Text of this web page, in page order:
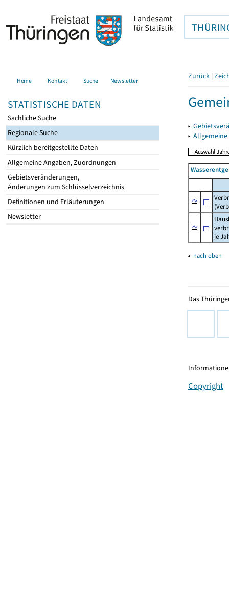
Home Kontakt Suche Newsletter
STATISTISCHE DATEN
Sachliche Suche
Regionale Suche
Kürzlich bereitgestellte Daten
Allgemeine Angaben, Zuordnungen
Gebietsveränderungen,
Änderungen zum Schlüsselverzeichnis
Definitionen und Erläuterungen
Newsletter
Zurück |
▸
▸
je
▴ nach oben
Das
Copyright